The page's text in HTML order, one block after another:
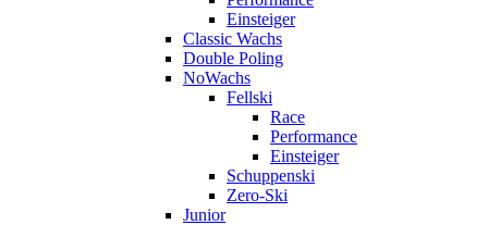
Einsteiger
Classic Wachs
Double Poling
NoWachs
Fellski
Race
Performance
Einsteiger
Schuppenski
Zero-Ski
Junior